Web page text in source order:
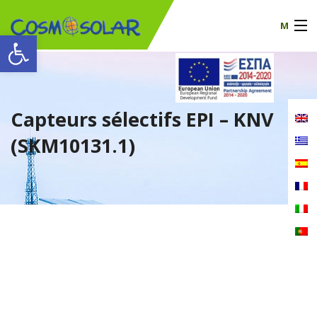
Ouvrir la barre d’outils
M
La société
certificats
Nouvelles
Contact
Capteurs sélectifs EPI – KNV
(SKM10131.1)